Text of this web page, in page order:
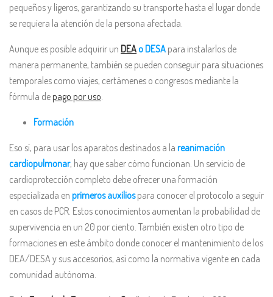
pequeños y ligeros, garantizando su transporte hasta el lugar donde
se requiera la atención de la persona afectada.
Aunque es posible adquirir un DEAo DESA para instalarlos de
manera permanente, también se pueden conseguir para situaciones
temporales como viajes, certámenes o congresos mediante la
fórmula de pago por uso
Formación
Eso sí, para usar los aparatos destinados a la reanimación
cardiopulmonar, hay que saber cómo funcionan. Un servicio de
cardioprotección completo debe ofrecer una formación
especializada en primeros auxiliospara conocer el protocolo a seguir
en casos de PCR. Estos conocimientos aumentan la probabilidad de
supervivencia en un 20 por ciento. También existen otro tipo de
formaciones en este ámbito donde conocer el mantenimiento de los
DEA/DESA y sus accesorios, así como la normativa vigente en cada
comunidad autónoma.